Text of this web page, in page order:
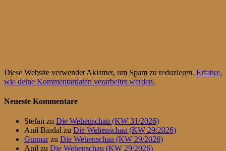
Diese Website verwendet Akismet, um Spam zu reduzieren. Erfahre,
wie deine Kommentardaten verarbeitet werden.
Neueste Kommentare
Stefan zu Die Wehenschau (KW 31/2026)
Anil Bindal zu Die Wehenschau (KW 29/2026)
Gunnarzu Die Wehenschau (KW 29/2026)
Anil zu Die Wehenschau (KW 29/2026)